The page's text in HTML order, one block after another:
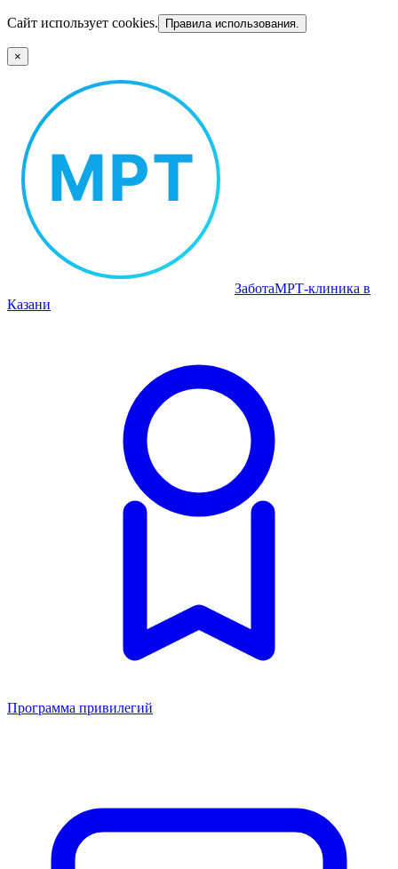
Сайт использует cookies. Правила использования.
×
ЗаботаМРТ‑клиника в
Казани
Программа привилегий